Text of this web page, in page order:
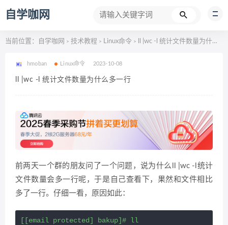
自学咖网
当前位置： 自学咖网 > 技术教程 > Linux命令 > ll |wc -l 统计文件数量为什么多一行
hmoban Linux命令 2023-10-08
ll |wc -l 统计文件数量为什么多一行
前两天一个群的朋友问了一个问题，说为什么ll |wc -l统计
文件数量会多一行呢，于是自己查看下，果然和文件相比
多了一行。仔细一看，原因如此：
[[email protected] bakup]# ll